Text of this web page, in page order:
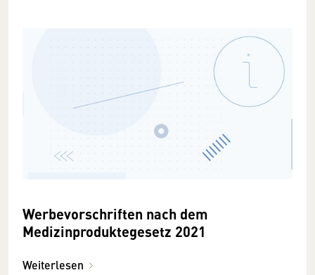
Werbevorschriften nach dem
Medizinproduktegesetz 2021
Weiterlesen